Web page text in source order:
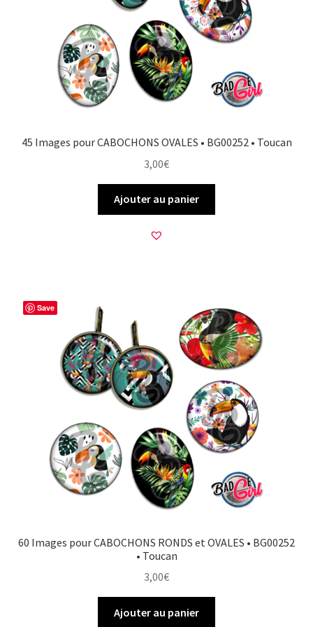
Mon compte
Wishlist
Panier
45 Images pour CABOCHONS OVALES • BG00252 • Toucan
3,00€
Ajouter au panier
Save
60 Images pour CABOCHONS RONDS et OVALES • BG00252
• Toucan
3,00€
Ajouter au panier